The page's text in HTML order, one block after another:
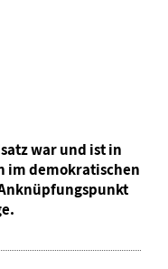
war und ist in
im demokratischen